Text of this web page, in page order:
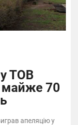
ТОВ
майже 70
апеляцію у